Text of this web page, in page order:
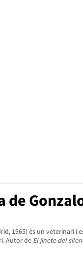
de
1965) és un veterinari i
Autor de El jinete del